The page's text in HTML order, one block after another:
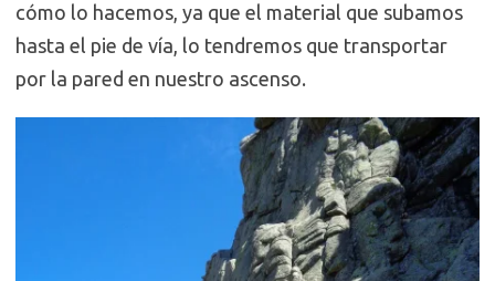
cómo lo hacemos, ya que el material que subamos
hasta el pie de vía, lo tendremos que transportar
por la pared en nuestro ascenso.